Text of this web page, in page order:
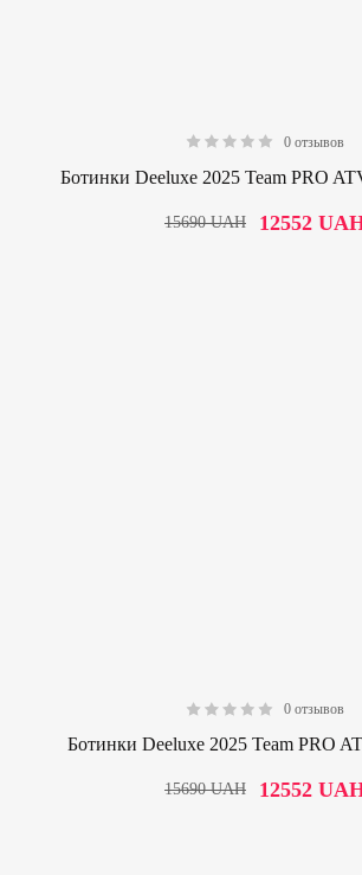
0 отзывов
Ботинки Deeluxe 2025 Team PRO
12552
15690UAH
0 отзывов
Ботинки Deeluxe 2025 Team PRO
12552
15690UAH